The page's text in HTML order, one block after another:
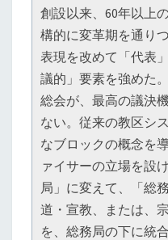
創設以来、60年以上
構的に変革期を通り
表現を改めて「代表
議的」要素を強めた
総会が、最高の議決
ない。従来の教区シ
なブロックの概念を
ァイサーの立場を設
局」に変えて、「総
道・宣教、または、
を、総務局の下に統